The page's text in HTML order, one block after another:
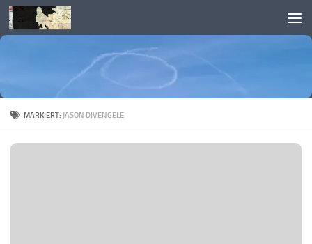
Skip to content
MARKIERT: JASON DIVENGELE